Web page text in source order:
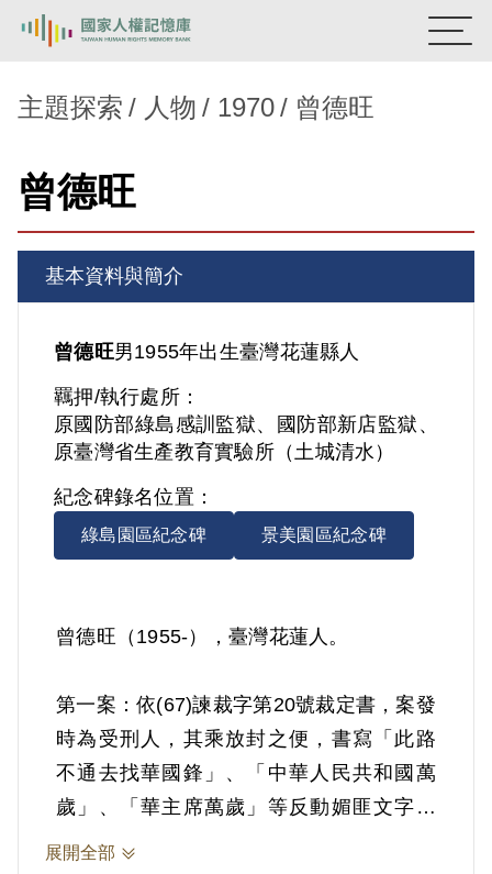
新生訓導處
主題探索
背景知識
關於我們
意見信箱
主題探索 人物 1970 曾德旺
曾德旺
基本資料與簡介
曾德旺男1955年出生臺灣花蓮縣人
羈押/執行處所：
原國防部綠島感訓監獄、國防部新店監獄、
原臺灣省生產教育實驗所（土城清水）
紀念碑錄名位置：
綠島園區紀念碑 景美園區紀念碑
曾德旺（1955-），臺灣花蓮人。
第一案：依(67)諫裁字第20號裁定書，案發
時為受刑人，其乘放封之便，書寫「此路
不通去找華國鋒」、「中華人民共和國萬
歲」、「華主席萬歲」等反動媚匪文字。
1978年經臺灣警備總司令部以《戡亂時期
展開全部